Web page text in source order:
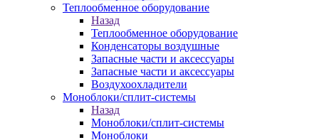
Теплообменное оборудование
Назад
Теплообменное оборудование
Конденсаторы воздушные
Запасные части и аксессуары
Запасные части и аксессуары
Воздухоохладители
Моноблоки/сплит-системы
Назад
Моноблоки/сплит-системы
Моноблоки